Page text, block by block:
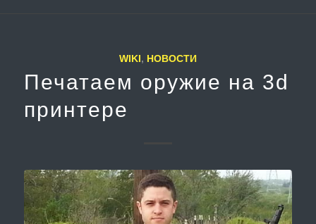
WIKI, НОВОСТИ
Печатаем оружие на 3d
принтере